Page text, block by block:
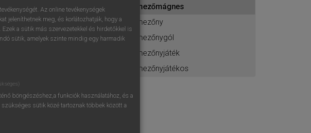
próbaverziójának elindításához
regisztrálok ésbelépek.
REGISZTRÁCIÓ
mezőmágnes
mezőny
mezőnygól
mezőnyjáték
mezőnyjátékos
Az online tevékenységek
jeleníthetnek meg, és korlátozhatják, hogy a
a sütik más szervezetekkel és hirdetőkkel is
sütik, amelyek szinte mindig egy harmadik
böngészéshez,a funkciók használatához, és a
sütik közé tartoznak többek között a